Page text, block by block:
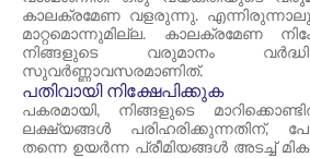
കാലക്രമേണ വളരുന്നു.
മാറ്റമൊന്നുമില്ല. കാലക്രമേണ
നിങ്ങളുടെ വരുമാനം
സുവർണ്ണാവസരമാണിത്.
പതിവായി നിക്ഷേപിക്കുക
പകരമായി, നിങ്ങളുടെ
ലക്ഷ്യങ്ങൾ പരിഹരിക്കുന്നതിന്,
തന്നെ ഉയർന്ന പ്രീമിയങ്ങൾ അടച്ച്